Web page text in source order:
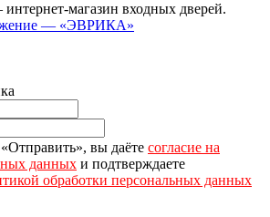
магазин входных дверей.
— «ЭВРИКА»
вы даёте согласие на
данных и подтверждаете
обработки персональных данных